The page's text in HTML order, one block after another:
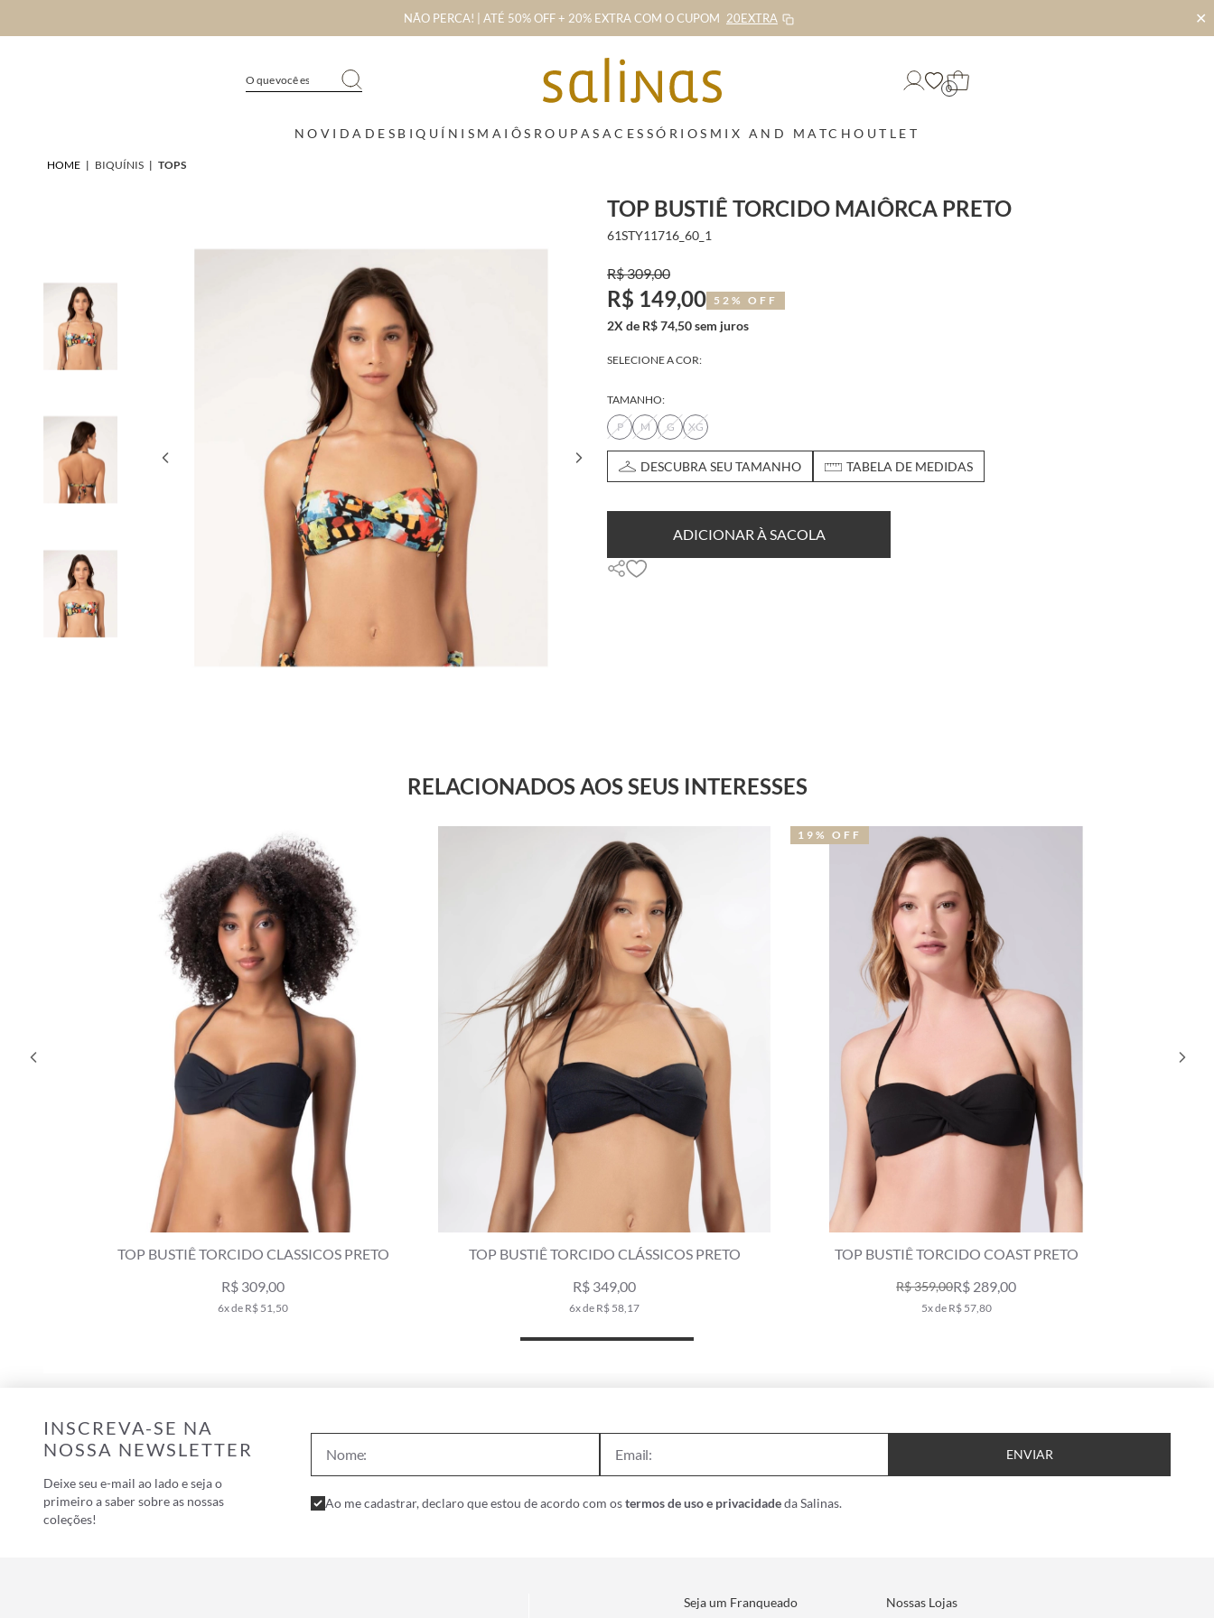
NÃO PERCA! | ATÉ 50% OFF + 20% EXTRA COM O CUPOM 20EXTRA ✕
0
NOVIDADES BIQUÍNIS MAIÔS ROUPAS ACESSÓRIOS MIX AND MATCHOUTLET
HOME | BIQUÍNIS | TOPS
TOP BUSTIÊ TORCIDO MAIÔRCA PRETO
61STY11716_60_1
R$ 309,00
R$ 149,00 52% OFF
2X de R$ 74,50 sem juros
SELECIONE A COR:
TAMANHO:
P
M G XG
DESCUBRA SEU TAMANHO TABELA DE MEDIDAS
ADICIONAR À SACOLA
RELACIONADOS AOS SEUS INTERESSES
TOP BUSTIÊ TORCIDO CLÁSSICOS PRETO
R$ 349,00
6x de R$ 58,17
TOP BUSTIÊ TORCIDO COAST PRETO
R$ 359,00R$ 289,00
5x de R$ 57,80
TOP BUSTIÊ BOBBY PRETO
R$ 489,00
9x de R$ 54,33
INSCREVA-SE NA
NOSSA NEWSLETTER
Deixe seu e-mail ao lado e seja o
primeiro a saber sobre as nossas
coleções!
ENVIAR
Ao me cadastrar, declaro que estou de acordo com ostermos de uso e privacidadeda Salinas.
Seja um Franqueado Nossas Lojas